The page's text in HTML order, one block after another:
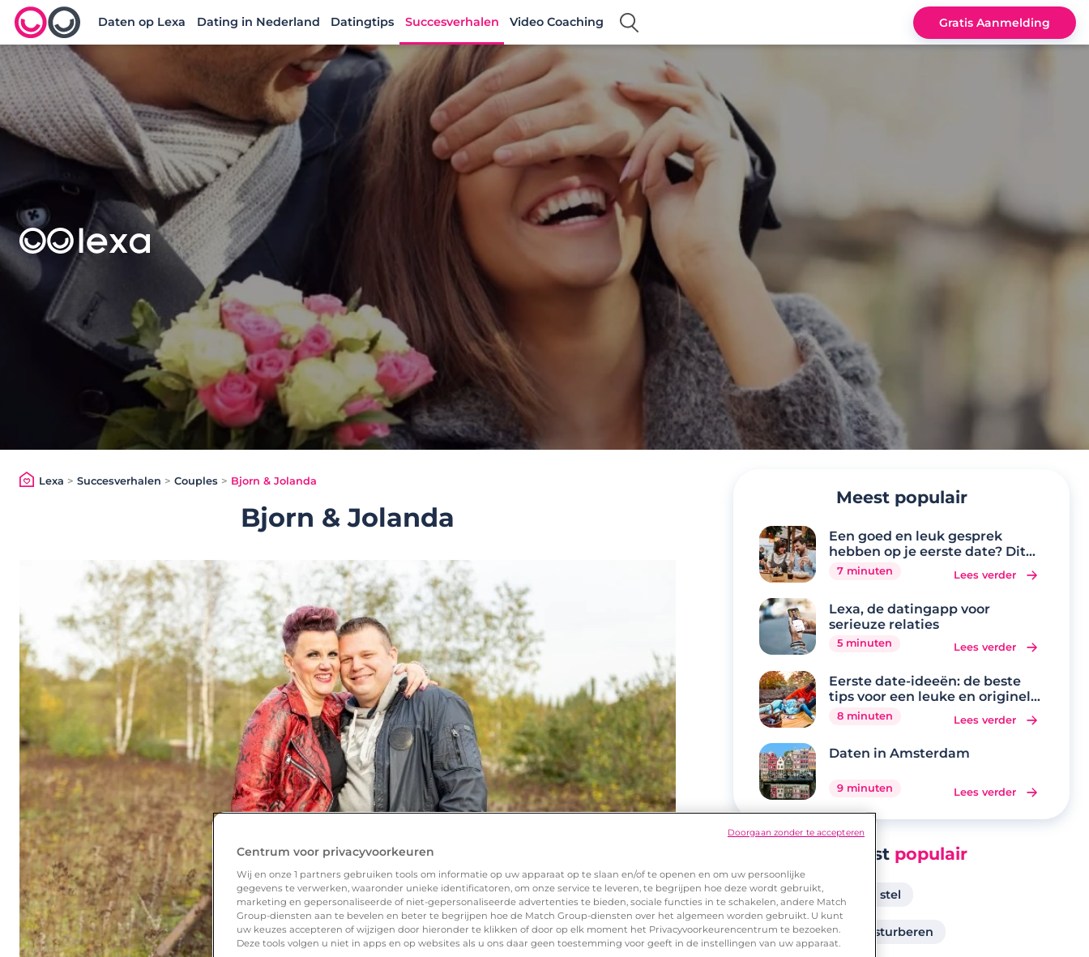
Lexa logo
Daten op Lexa Dating in Nederland Datingtips Succesverhalen Video Coaching Gratis Aanmelding
Lexa > Succesverhalen > Couples > Bjorn & Jolanda
Bjorn & Jolanda
Meest populair
Een goed en leuk gesprek
hebben op je eerste date? Dit
zijn de 20 beste
gespreksonderwerpen
7 minuten Lees verder
Lexa, de datingapp voor
serieuze relaties
5 minuten Lees verder
Eerste date-ideeën: de beste
tips voor een leuke en originele
eerste date
8 minuten Lees verder
Daten in Amsterdam
9 minuten Lees verder
Meest populair
na hoeveel dates een stel
hoeveel vrouwen masturberen
Centrum voor privacyvoorkeuren
Wij en onze 1 partners gebruiken tools om informatie op uw apparaat op te slaan en/of te openen en om uw persoonlijke
gegevens te verwerken, waaronder unieke identificatoren, om onze service te leveren, te begrijpen hoe deze wordt gebruikt,
marketing en gepersonaliseerde of niet-gepersonaliseerde advertenties te bieden, sociale functies in te schakelen, andere Match
Group-diensten aan te bevelen en beter te begrijpen hoe de Match Group-diensten over het algemeen worden gebruikt. U kunt
uw keuzes accepteren of wijzigen door hieronder te klikken of door op elk moment het Privacyvoorkeurencentrum te bezoeken.
Deze tools volgen u niet in apps en op websites als u ons daar geen toestemming voor geeft in de instellingen van uw apparaat.
Doorgaan zonder te accepteren